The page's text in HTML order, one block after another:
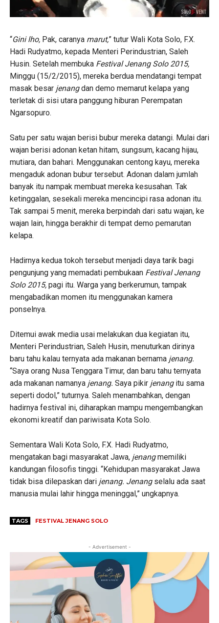
“Gini lho, Pak, caranya marut,” tutur Wali Kota Solo, F.X.
Hadi Rudyatmo, kepada Menteri Perindustrian, Saleh
Husin. Setelah membuka Festival Jenang Solo 2015,
Minggu (15/2/2015), mereka berdua mendatangi tempat
masak besar jenangdan demo memarut kelapa yang
terletak di sisi utara panggung hiburan Perempatan
Ngarsopuro.
Satu per satu wajan berisi bubur mereka datangi. Mulai dari
wajan berisi adonan ketan hitam, sungsum, kacang hijau,
mutiara, dan bahari. Menggunakan centong kayu, mereka
mengaduk adonan bubur tersebut. Adonan dalam jumlah
banyak itu nampak membuat mereka kesusahan. Tak
ketinggalan, sesekali mereka mencincipi rasa adonan itu.
Tak sampai 5 menit, mereka berpindah dari satu wajan, ke
wajan lain, hingga berakhir di tempat demo pemarutan
kelapa.
Hadirnya kedua tokoh tersebut menjadi daya tarik bagi
pengunjung yang memadati pembukaan Festival Jenang
Solo 2015, pagi itu. Warga yang berkerumun, tampak
mengabadikan momen itu menggunakan kamera
ponselnya.
Ditemui awak media usai melakukan dua kegiatan itu,
Menteri Perindustrian, Saleh Husin, menuturkan dirinya
baru tahu kalau ternyata ada makanan bernama jenang.
“Saya orang Nusa Tenggara Timur, dan baru tahu ternyata
ada makanan namanya jenang. Saya pikir jenang itu sama
seperti dodol,” tuturnya. Saleh menambahkan, dengan
hadirnya festival ini, diharapkan mampu mengembangkan
ekonomi kreatif dan pariwisata Kota Solo.
Sementara Wali Kota Solo, F.X. Hadi Rudyatmo,
mengatakan bagi masyarakat Jawa, jenangmemiliki
kandungan filosofis tinggi. “Kehidupan masyarakat Jawa
tidak bisa dilepaskan dari jenang. Jenang selalu ada saat
manusia mulai lahir hingga meninggal,” ungkapnya.
TAGS FESTIVAL JENANG SOLO
- Advertisement -